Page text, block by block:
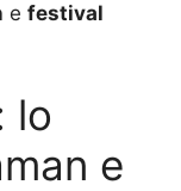
e festival
lo
e